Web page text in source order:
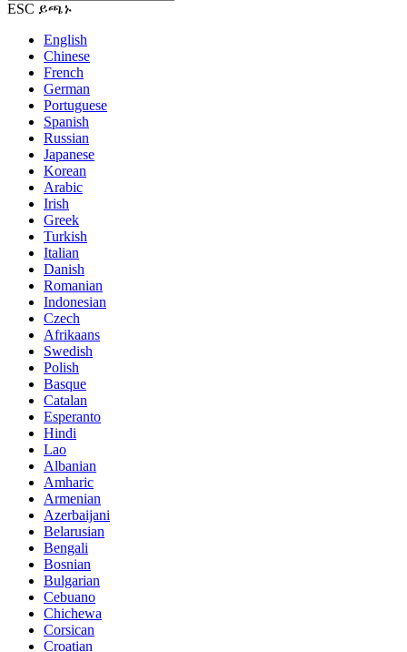
ESC ይጫኑ
English
Chinese
French
German
Portuguese
Spanish
Russian
Japanese
Korean
Arabic
Irish
Greek
Turkish
Italian
Danish
Romanian
Indonesian
Czech
Afrikaans
Swedish
Polish
Basque
Catalan
Esperanto
Hindi
Lao
Albanian
Amharic
Armenian
Azerbaijani
Belarusian
Bengali
Bosnian
Bulgarian
Cebuano
Chichewa
Corsican
Croatian